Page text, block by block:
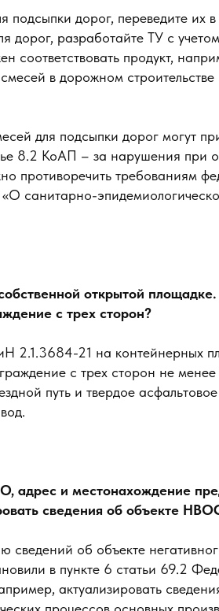
подсыпки дорог, переведите их
дорог, разработайте ТУ с
соответствовать продукт,
в дорожном строительстве
для подсыпки дорог могут
8.2 КоАП – за нарушения при
противоречить требованиям
санитарно-
открытой
с трех сторон?
2.1.3684-21 на контейнерных
с трех сторон не
путь и твердое
адрес и местонахождение
сведения об объекте
сведений об объекте
в пункте 6 статьи 69.2
актуализировать